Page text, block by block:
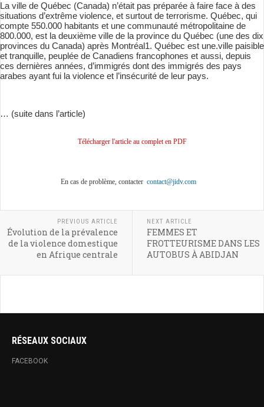
La ville de Québec (Canada) n’était pas préparée à faire face à des
situations d’extrême violence, et surtout de terrorisme. Québec, qui
compte 550.000 habitants et une communauté métropolitaine de
800.000, est la deuxième ville de la province du Québec (une des dix
provinces du Canada) après Montréal1. Québec est une.ville paisible
et tranquille, peuplée de Canadiens francophones et aussi, depuis
ces dernières années, d’immigrés dont des immigrés des pays
arabes ayant fui la violence et l’insécurité de leur pays.
… (suite dans l’article)
Télécharger l'article au complet en PDF
En cas de problème, contacter contact@jidv.com
PREVIOUS ARTICLE
Évolution de la prévalence
de la violence domestique
en Afrique centrale
NEXT ARTICLE
FEMMES ET
FROTTEURISME DANS LES
AUTOBUS À ABIDJAN
RÉSEAUX SOCIAUX
FACEBOOK